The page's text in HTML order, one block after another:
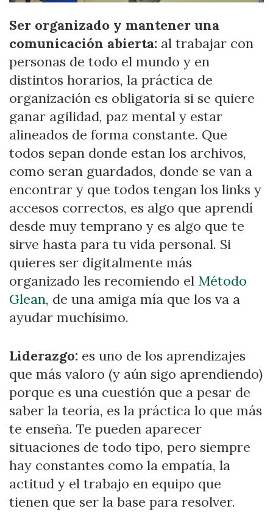
Ser organizado y mantener una
comunicación abierta: al trabajar con
personas de todo el mundo y en
distintos horarios, la práctica de
organización es obligatoria si se quiere
ganar agilidad, paz mental y estar
alineados de forma constante. Que
todos sepan donde estan los archivos,
como seran guardados, donde se van a
encontrar y que todos tengan los links y
accesos correctos, es algo que aprendí
desde muy temprano y es algo que te
sirve hasta para tu vida personal. Si
quieres ser digitalmente más
organizado les recomiendo el Método
Glean, de una amiga mía que los va a
ayudar muchísimo.
Liderazgo: es uno de los aprendizajes
que más valoro (y aún sigo aprendiendo)
porque es una cuestión que a pesar de
saber la teoría, es la práctica lo que más
te enseña. Te pueden aparecer
situaciones de todo tipo, pero siempre
hay constantes como la empatía, la
actitud y el trabajo en equipo que
tienen que ser la base para resolver.